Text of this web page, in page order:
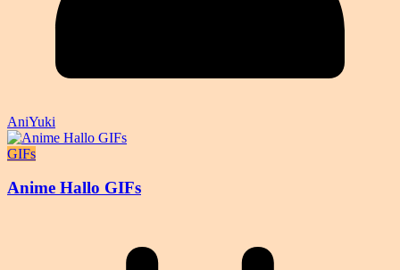
AniYuki
GIFs
Anime Hallo GIFs